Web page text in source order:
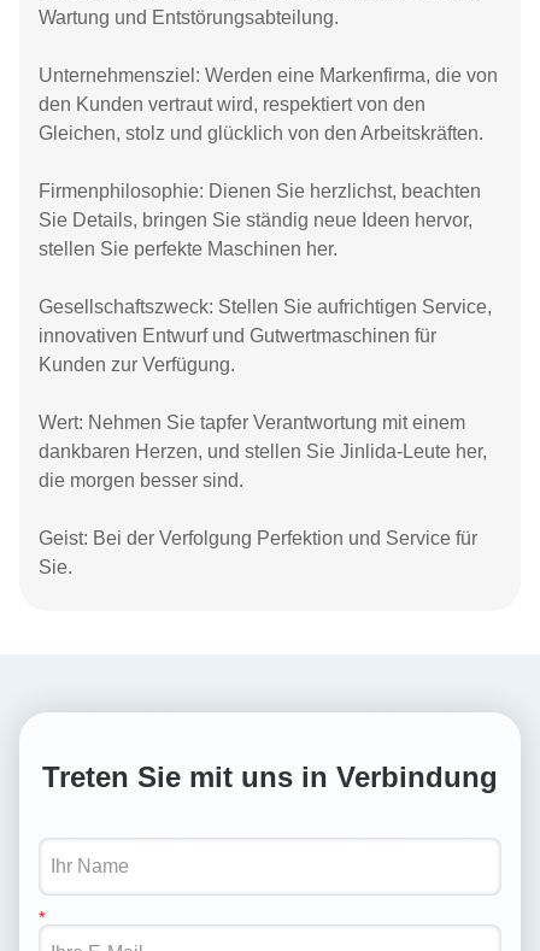
Wartung und Entstörungsabteilung.
Unternehmensziel: Werden eine Markenfirma, die von
den Kunden vertraut wird, respektiert von den
Gleichen, stolz und glücklich von den Arbeitskräften.
Firmenphilosophie: Dienen Sie herzlichst, beachten
Sie Details, bringen Sie ständig neue Ideen hervor,
stellen Sie perfekte Maschinen her.
Gesellschaftszweck: Stellen Sie aufrichtigen Service,
innovativen Entwurf und Gutwertmaschinen für
Kunden zur Verfügung.
Wert: Nehmen Sie tapfer Verantwortung mit einem
dankbaren Herzen, und stellen Sie Jinlida-Leute her,
die morgen besser sind.
Geist: Bei der Verfolgung Perfektion und Service für
Sie.
Treten Sie mit uns in Verbindung